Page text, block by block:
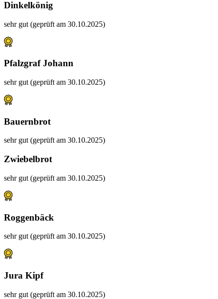
Dinkelkönig
sehr gut (geprüft am 30.10.2025)
Pfalzgraf Johann
sehr gut (geprüft am 30.10.2025)
Bauernbrot
sehr gut (geprüft am 30.10.2025)
Zwiebelbrot
sehr gut (geprüft am 30.10.2025)
Roggenbäck
sehr gut (geprüft am 30.10.2025)
Jura Kipf
sehr gut (geprüft am 30.10.2025)